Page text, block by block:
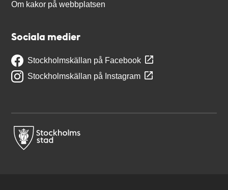
Om kakor på webbplatsen
Sociala medier
Stockholmskällan på Facebook
Stockholmskällan på Instagram